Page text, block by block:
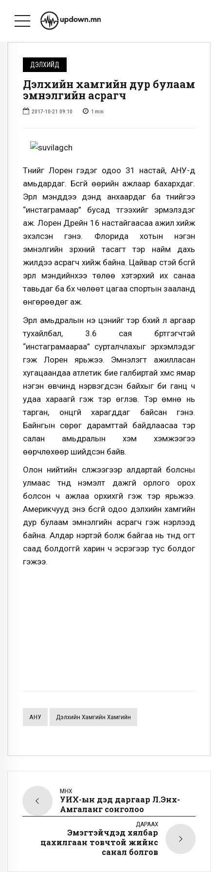
ДЭЛХИЙД
Дэлхийн хамгийн дур булаам
эмнэлгийн асрагч
2017-10-21 09:10 1 min
Түүнийг Лорен гэдэг одоо 31 настай, АНУ-д
амьдардаг. Бүсгүй өөрийн ажлаар бахархдаг.
Эрүүл мэнддээ дэндүү анхаардаг ба түүнийгээ
“инстаграмаар” бусад түгээхийг эрмэлздэг
аж. Лорен Дрейн 16 настайгаасаа ажил хийж
эхэлсэн гэнэ. Флорида хотын нэгэн
эмнэлгийн зүрхний тасагт тэр найм дахь
жилдээ асрагч хийж байна. Цайвар үстэй бүсгүй
эрүүл мэндийнхээ төлөө хэтэрхий их санаа
тавьдаг ба бүх чөлөөт цагаа спортын зааланд
өнгөрөөдөг аж.
Эрүүл амьдралын үнэ цэнийг тэр бүхий л аргаар
тухайлбал, 3.6 сая бүртгэгчтэй
“инстаграмаараа” сурталчлахыг эрхэмлэдэг
гэж Лорен ярьжээ. Эмнэлэгт ажилласан
хугацаандаа атлетик бие галбиртай хүмүүс ямар
нэгэн өвчинд нэрвэгдсэн байхыг би ганц ч
удаа хараагүй гэж тэр өгүүлэв. Тэр өмнө нь
тарган, онцгүй харагддаг байсан гэнэ.
Байнгын сөрөг дарамттай байдлаасаа тэр
салан амьдралын хэм хэмжээгээ
өөрчлөхөөр шийдсэн байв.
Олон нийтийн сүлжээгээр алдартай болсны
улмаас түүнд нэмэлт дажгүй орлого орох
болсон ч ажлаа орхихгүй гэж тэр ярьжээ.
Америкчууд энэ бүсгүй одоо дэлхийн хамгийн
дур булаам эмнэлгийн асрагч гэж нэрлээд
байна. Алдар нэртэй болж байгаа нь түүнд огт
саад болдоггүй харин ч эсрэгээр тус болдог
гэжээ.
АНУ Дэлхийн Хамгийн Хамгийн
ӨМНӨХ
УИХ-ын дэд даргаар Л.Энх-
Амгаланг сонголоо
ДАРААХ
Эмэгтэйчүүдэд хялбар
цахилгаан товчтой жийнс
санал болгов